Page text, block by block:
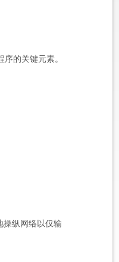
的关键元素。
操纵网络以仅输